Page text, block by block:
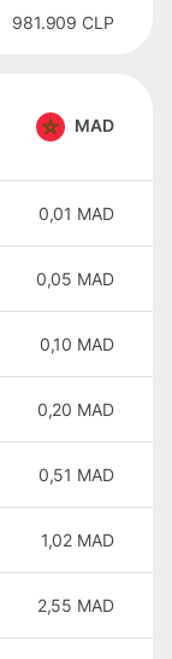
981.909 CLP
MAD
0,01 MAD
0,05 MAD
0,10 MAD
0,20 MAD
0,51 MAD
1,02 MAD
2,55 MAD